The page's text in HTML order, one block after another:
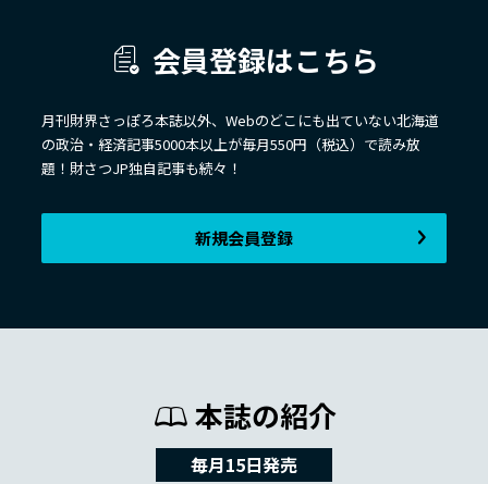
会員登録はこちら
月刊財界さっぽろ本誌以外、Webのどこにも出ていない北海道
の政治・経済記事5000本以上が毎月550円（税込）で読み放
題！財さつJP独自記事も続々！
新規会員登録
本誌の紹介
毎月15日発売